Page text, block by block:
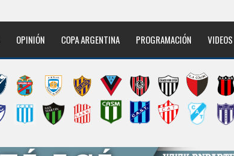
OPINIÓN COPA ARGENTINA PROGRAMACIÓN VIDEOS